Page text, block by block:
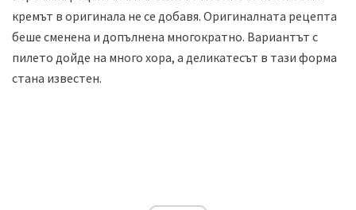
кремът в оригинала не се добавя. Оригиналната рецепта
беше сменена и допълнена многократно. Вариантът с
пилето дойде на много хора, а деликатесът в тази форма
стана известен.